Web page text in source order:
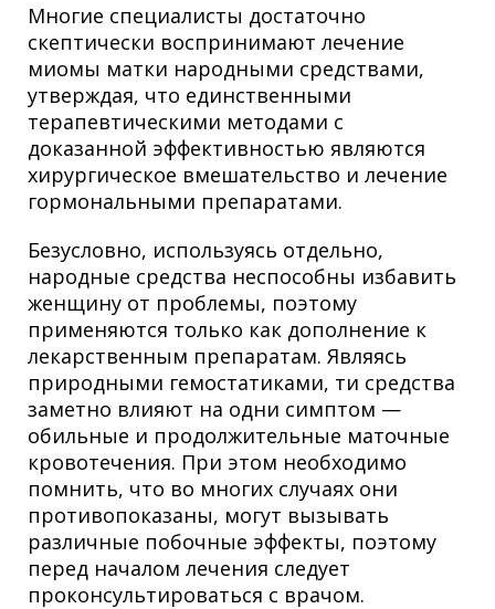
Многие специалисты достаточно
скептически воспринимают лечение
миомы матки народными средствами,
утверждая, что единственными
терапевтическими методами с
доказанной эффективностью являются
хирургическое вмешательство и лечение
гормональными препаратами.
Безусловно, используясь отдельно,
народные средства неспособны избавить
женщину от проблемы, поэтому
применяются только как дополнение к
лекарственным препаратам. Являясь
природными гемостатиками, ти средства
заметно влияют на одни симптом —
обильные и продолжительные маточные
кровотечения. При этом необходимо
помнить, что во многих случаях они
противопоказаны, могут вызывать
различные побочные эффекты, поэтому
перед началом лечения следует
проконсультироваться с врачом.